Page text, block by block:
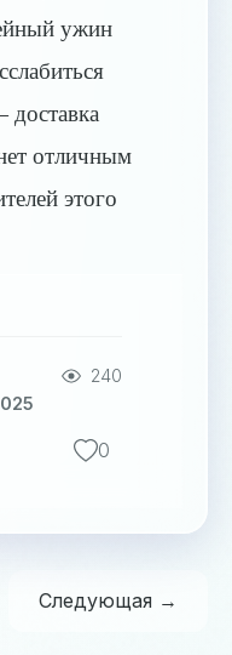
ужин
отличным
этого
240
0
Следующая →